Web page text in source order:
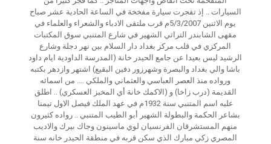
السيارات .. إذ تفجرت سيارة مفخخة في الساعة الحادية عشر صباح
يوم الاثنين 5/3/2007م قرب ملتقى الادباء والشعراء والعلماء في
مقهى الشابندر التراثي الشهير في شارع المتنبي سوق المكتبات
المركزي في قلب مركز بغداد دار السلام بين نهر دجلة وشارع
الرشيد ليس بعيدا عن جامع الحيدر خانة (المدرسة الداودية ايام داود
باشا والي بغداد والبصرة وشهرزور دفين البقيع) اشتهر وازدهر بكتبه
ورواده منذ العصر العباسي والعثماني والملكي …. من اسمائه
القديمة (درب زاخا) و (الاكمك خانة أي المخبز العسكري) .. اطلق
عليه اسم المتنبي سنة 1932م في عهد الملك فيصل الاول تيمنا
بشاعر الحكمة والبطولة الشهير أبو الطيب المتنبي .. رواده كثيرون
منهم المستشرقان الفرنسيان لوي ماسينون وجاك بيرك والاديب
المصري زكي مبارك الذي سكن قربه في منطقة الحيدر خانه سنة